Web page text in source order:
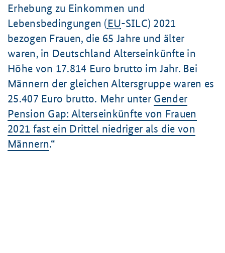
Erhebung zu Einkommen und
Lebensbedingungen (EU-SILC) 2021
bezogen Frauen, die 65 Jahre und älter
waren, in Deutschland Alterseinkünfte in
Höhe von 17.814 Euro brutto im Jahr. Bei
Männern der gleichen Altersgruppe waren es
25.407 Euro brutto. Mehr unter Gender
Pension Gap: Alterseinkünfte von Frauen
2021 fast ein Drittel niedriger als die von
Männern.